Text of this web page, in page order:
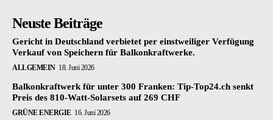
Neuste Beiträge
Gericht in Deutschland verbietet per einstweiliger Verfügung
Verkauf von Speichern für Balkonkraftwerke.
ALLGEMEIN 18. Juni 2026
Balkonkraftwerk für unter 300 Franken: Tip-Top24.ch senkt
Preis des 810-Watt-Solarsets auf 269 CHF
GRÜNE ENERGIE 16. Juni 2026